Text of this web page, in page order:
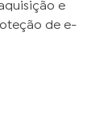
e
de e-